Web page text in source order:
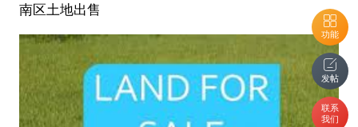
功能
发帖
联系
我们
南区土地出售